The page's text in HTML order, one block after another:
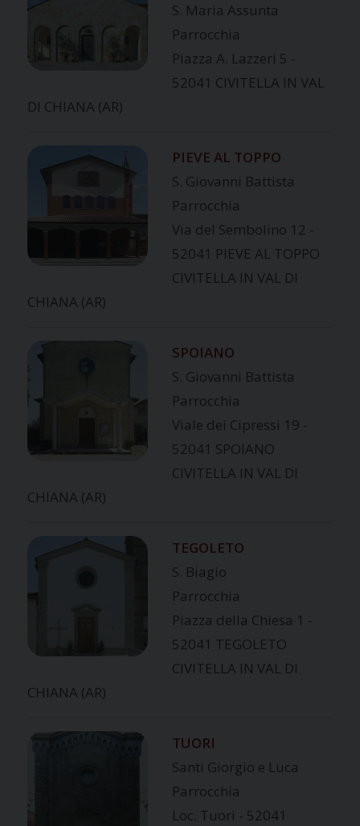
S. Maria Assunta
Parrocchia
Piazza A. Lazzeri 5 -
52041 CIVITELLA IN VAL
DI CHIANA (AR)
PIEVE AL TOPPO
S. Giovanni Battista
Parrocchia
Via del Sembolino 12 -
52041 PIEVE AL TOPPO
CIVITELLA IN VAL DI
CHIANA (AR)
SPOIANO
S. Giovanni Battista
Parrocchia
Viale dei Cipressi 19 -
52041 SPOIANO
CIVITELLA IN VAL DI
CHIANA (AR)
TEGOLETO
S. Biagio
Parrocchia
Piazza della Chiesa 1 -
52041 TEGOLETO
CIVITELLA IN VAL DI
CHIANA (AR)
TUORI
Santi Giorgio e Luca
Parrocchia
Loc. Tuori - 52041